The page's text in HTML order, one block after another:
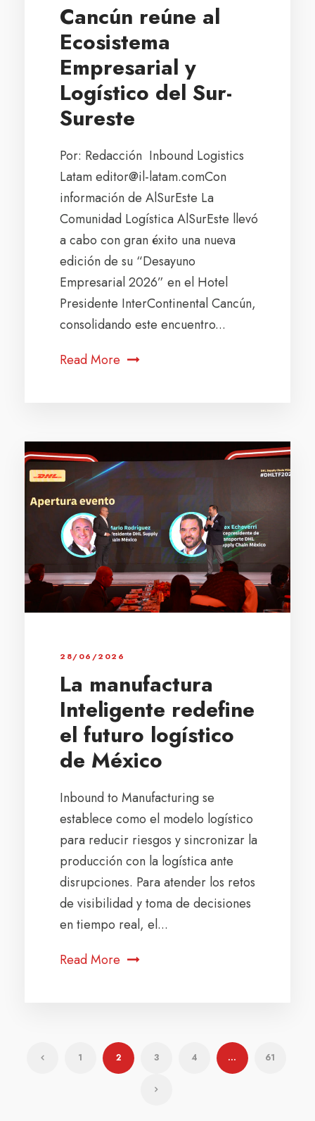
Cancún reúne al
Ecosistema
Empresarial y
Logístico del Sur-
Sureste
Por: Redacción Inbound Logistics
Latam editor@il-latam.comCon
información de AlSurEste La
Comunidad Logística AlSurEste llevó
a cabo con gran éxito una nueva
edición de su “Desayuno
Empresarial 2026” en el Hotel
Presidente InterContinental Cancún,
consolidando este encuentro...
Read More
28/06/2026
La manufactura
Inteligente redefine
el futuro logístico
de México
Inbound to Manufacturing se
establece como el modelo logístico
para reducir riesgos y sincronizar la
producción con la logística ante
disrupciones. Para atender los retos
de visibilidad y toma de decisiones
en tiempo real, el...
Read More
1 2 3 4 … 61